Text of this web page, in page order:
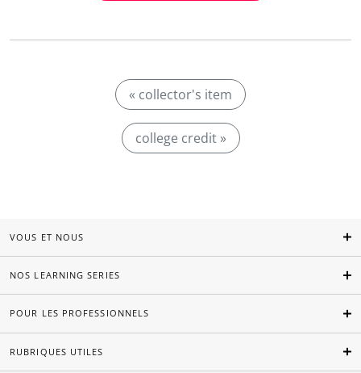
« collector's item
college credit »
VOUS ET NOUS
NOS LEARNING SERIES
POUR LES PROFESSIONNELS
RUBRIQUES UTILES